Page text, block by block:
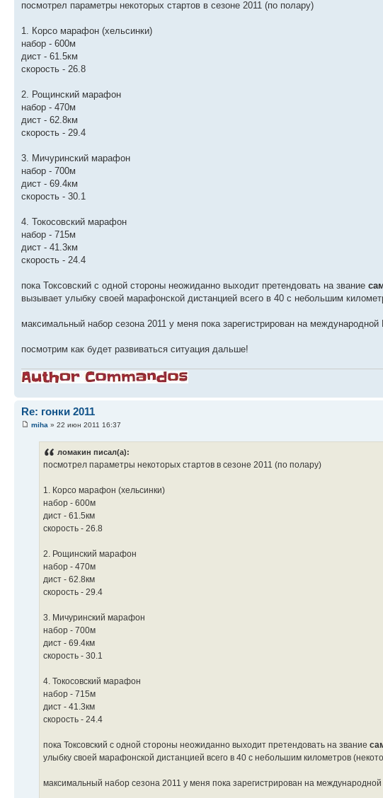
посмотрел параметры некоторых стартов в сезоне 2011 (по полару)
1. Корсо марафон (хельсинки)
набор - 600м
дист - 61.5км
скорость - 26.8
2. Рощинский марафон
набор - 470м
дист - 62.8км
скорость - 29.4
3. Мичуринский марафон
набор - 700м
дист - 69.4км
скорость - 30.1
4. Токосовский марафон
набор - 715м
дист - 41.3км
скорость - 24.4
пока Токсовский с одной стороны неожиданно выходит претендовать на звание
вызывает улыбку своей марафонской дистанцией всего в 40 с небольшим
максимальный набор сезона 2011 у меня пока зарегистрирован на международной
посмотрим как будет развиваться ситуация дальше!
Re: гонки 2011
miha » 22 июн 2011 16:37
ломакин писал(а):
посмотрел параметры некоторых стартов в сезоне 2011 (по полару)
1. Корсо марафон (хельсинки)
набор - 600м
дист - 61.5км
скорость - 26.8
2. Рощинский марафон
набор - 470м
дист - 62.8км
скорость - 29.4
3. Мичуринский марафон
набор - 700м
дист - 69.4км
скорость - 30.1
4. Токосовский марафон
набор - 715м
дист - 41.3км
скорость - 24.4
пока Токсовский с одной стороны неожиданно выходит претендовать на звание
улыбку своей марафонской дистанцией всего в 40 с небольшим километров
максимальный набор сезона 2011 у меня пока зарегистрирован на международной